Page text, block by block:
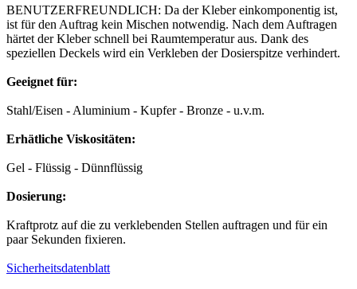
BENUTZERFREUNDLICH: Da der Kleber einkomponentig ist,
ist für den Auftrag kein Mischen notwendig. Nach dem Auftragen
härtet der Kleber schnell bei Raumtemperatur aus. Dank des
speziellen Deckels wird ein Verkleben der Dosierspitze verhindert.
Geeignet für:
Stahl/Eisen - Aluminium - Kupfer - Bronze - u.v.m.
Erhätliche Viskositäten:
Gel - Flüssig - Dünnflüssig
Dosierung:
Kraftprotz auf die zu verklebenden Stellen auftragen und für ein
paar Sekunden fixieren.
Sicherheitsdatenblatt